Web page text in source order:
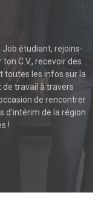
étudiant, rejoins-
C.V., recevoir des
toutes les infos sur la
de travail à travers
de rencontrer
d’intérim de la région
!